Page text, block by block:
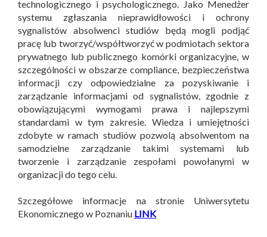
technologicznego i psychologicznego. Jako Menedżer
systemu zgłaszania nieprawidłowości i ochrony
sygnalistów absolwenci studiów będą mogli podjąć
pracę lub tworzyć/współtworzyć w podmiotach sektora
prywatnego lub publicznego komórki organizacyjne, w
szczególności w obszarze compliance, bezpieczeństwa
informacji czy odpowiedzialne za pozyskiwanie i
zarządzanie informacjami od sygnalistów, zgodnie z
obowiązującymi wymogami prawa i najlepszymi
standardami w tym zakresie. Wiedza i umiejętności
zdobyte w ramach studiów pozwolą absolwentom na
samodzielne zarządzanie takimi systemami lub
tworzenie i zarządzanie zespołami powołanymi w
organizacji do tego celu.
Szczegółowe informacje na stronie Uniwersytetu
Ekonomicznego w Poznaniu LINK